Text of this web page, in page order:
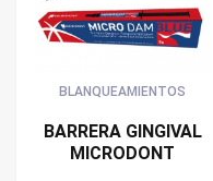
BLANQUEAMIENTOS
BARRERA GINGIVAL
MICRODONT